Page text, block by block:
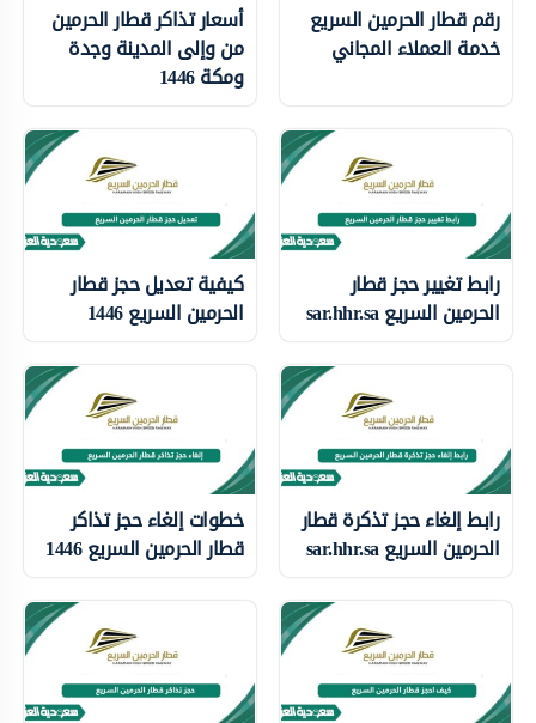
رقم قطار الحرمين السريع
خدمة العملاء المجاني
أسعار تذاكر قطار الحرمين
من وإلى المدينة وجدة
ومكة 1446
رابط تغيير حجز قطار
الحرمين السريع sar.hhr.sa
كيفية تعديل حجز قطار
الحرمين السريع 1446
رابط إلغاء حجز تذكرة قطار
الحرمين السريع sar.hhr.sa
خطوات إلغاء حجز تذاكر
قطار الحرمين السريع 1446